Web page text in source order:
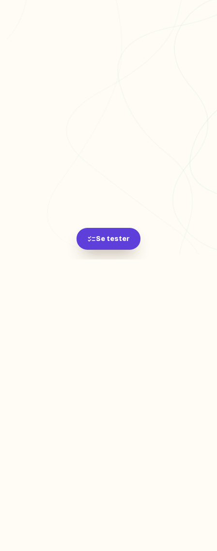
Se tester